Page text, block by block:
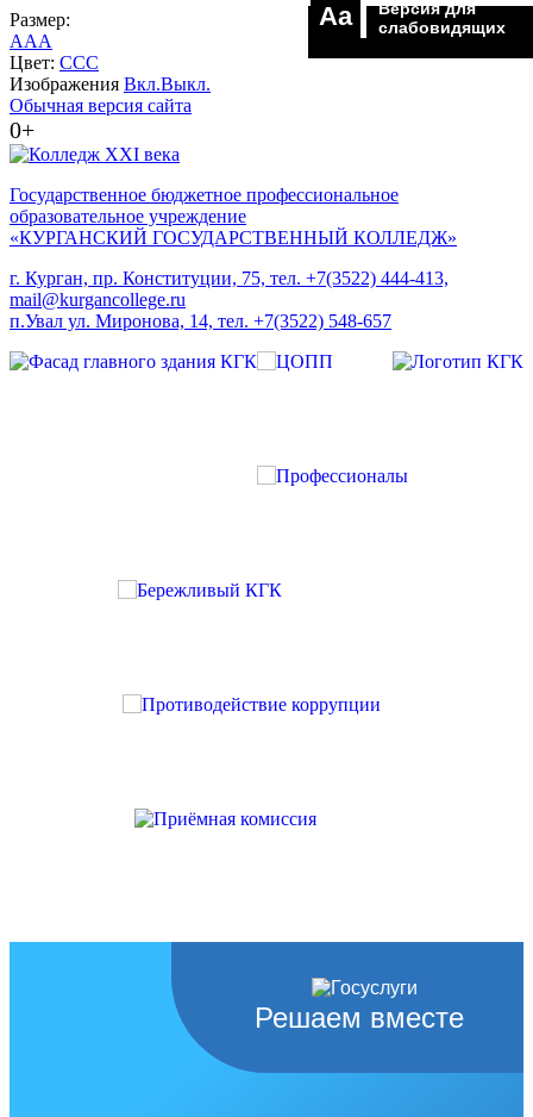
Размер:
AAA
Цвет: CCC
Изображения Вкл.Выкл.
Обычная версия сайта
0+
Aa
Версия для
слабовидящих
Государственное бюджетное профессиональное
образовательное учреждение
«КУРГАНСКИЙ ГОСУДАРСТВЕННЫЙ КОЛЛЕДЖ»
г. Курган, пр. Конституции, 75, тел. +7(3522) 444-413,
mail@kurgancollege.ru
п.Увал ул. Миронова, 14, тел. +7(3522) 548-657
Решаем вместе